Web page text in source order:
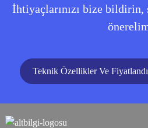
İhtiyaçlarınızı bize
Teknik Özellikler Ve